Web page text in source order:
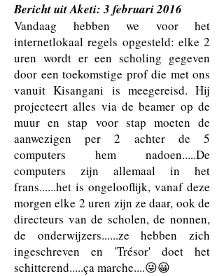
Bericht uit Aketi: 3 februari 2016
Vandaag hebben we voor het
internetlokaal regels opgesteld: elke 2
uren wordt er een scholing gegeven
door een toekomstige prof die met ons
vanuit Kisangani is meegereisd. Hij
projecteert alles via de beamer op de
muur en stap voor stap moeten de
aanwezigen per 2 achter de 5
computers hem nadoen.....De
computers zijn allemaal in het
frans......het is ongelooflijk, vanaf deze
morgen elke 2 uren zijn ze daar, ook de
directeurs van de scholen, de nonnen,
de onderwijzers......ze hebben zich
ingeschreven en 'Trésor' doet het
schitterend.....ça marche....😜😀